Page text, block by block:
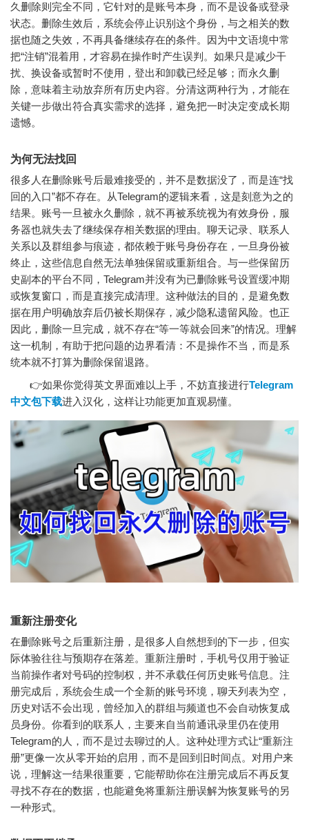
久删除则完全不同，它针对的是账号本身，而不是设备或登录
状态。删除生效后，系统会停止识别这个身份，与之相关的数
据也随之失效，不再具备继续存在的条件。因为中文语境中常
把“注销”混着用，才容易在操作时产生误判。如果只是减少干
扰、换设备或暂时不使用，登出和卸载已经足够；而永久删
除，意味着主动放弃所有历史内容。分清这两种行为，才能在
关键一步做出符合真实需求的选择，避免把一时决定变成长期
遗憾。
为何无法找回
很多人在删除账号后最难接受的，并不是数据没了，而是连“找
回的入口”都不存在。从Telegram的逻辑来看，这是刻意为之的
结果。账号一旦被永久删除，就不再被系统视为有效身份，服
务器也就失去了继续保存相关数据的理由。聊天记录、联系人
关系以及群组参与痕迹，都依赖于账号身份存在，一旦身份被
终止，这些信息自然无法单独保留或重新组合。与一些保留历
史副本的平台不同，Telegram并没有为已删除账号设置缓冲期
或恢复窗口，而是直接完成清理。这种做法的目的，是避免数
据在用户明确放弃后仍被长期保存，减少隐私遗留风险。也正
因此，删除一旦完成，就不存在“等一等就会回来”的情况。理解
这一机制，有助于把问题的边界看清：不是操作不当，而是系
统本就不打算为删除保留退路。
👉如果你觉得英文界面难以上手，不妨直接进行Telegram
中文包下载进入汉化，这样让功能更加直观易懂。
重新注册变化
在删除账号之后重新注册，是很多人自然想到的下一步，但实
际体验往往与预期存在落差。重新注册时，手机号仅用于验证
当前操作者对号码的控制权，并不承载任何历史账号信息。注
册完成后，系统会生成一个全新的账号环境，聊天列表为空，
历史对话不会出现，曾经加入的群组与频道也不会自动恢复成
员身份。你看到的联系人，主要来自当前通讯录里仍在使用
Telegram的人，而不是过去聊过的人。这种处理方式让“重新注
册”更像一次从零开始的启用，而不是回到旧时间点。对用户来
说，理解这一结果很重要，它能帮助你在注册完成后不再反复
寻找不存在的数据，也能避免将重新注册误解为恢复账号的另
一种形式。